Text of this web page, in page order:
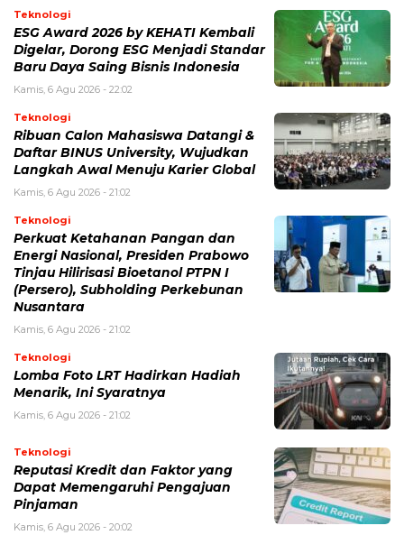
Teknologi
ESG Award 2026 by KEHATI Kembali
Digelar, Dorong ESG Menjadi Standar
Baru Daya Saing Bisnis Indonesia
Kamis, 6 Agu 2026 - 22:02
Teknologi
Ribuan Calon Mahasiswa Datangi &
Daftar BINUS University, Wujudkan
Langkah Awal Menuju Karier Global
Kamis, 6 Agu 2026 - 21:02
Teknologi
Perkuat Ketahanan Pangan dan
Energi Nasional, Presiden Prabowo
Tinjau Hilirisasi Bioetanol PTPN I
(Persero), Subholding Perkebunan
Nusantara
Kamis, 6 Agu 2026 - 21:02
Teknologi
Lomba Foto LRT Hadirkan Hadiah
Menarik, Ini Syaratnya
Kamis, 6 Agu 2026 - 21:02
Teknologi
Reputasi Kredit dan Faktor yang
Dapat Memengaruhi Pengajuan
Pinjaman
Kamis, 6 Agu 2026 - 20:02